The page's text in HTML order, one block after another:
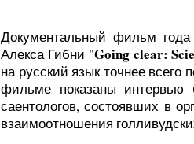
Документальный фильм
Алекса Гибни "Going clear:
на русский язык точнее всего
фильме показаны интервью
саентологов, состоявших в
взаимоотношения